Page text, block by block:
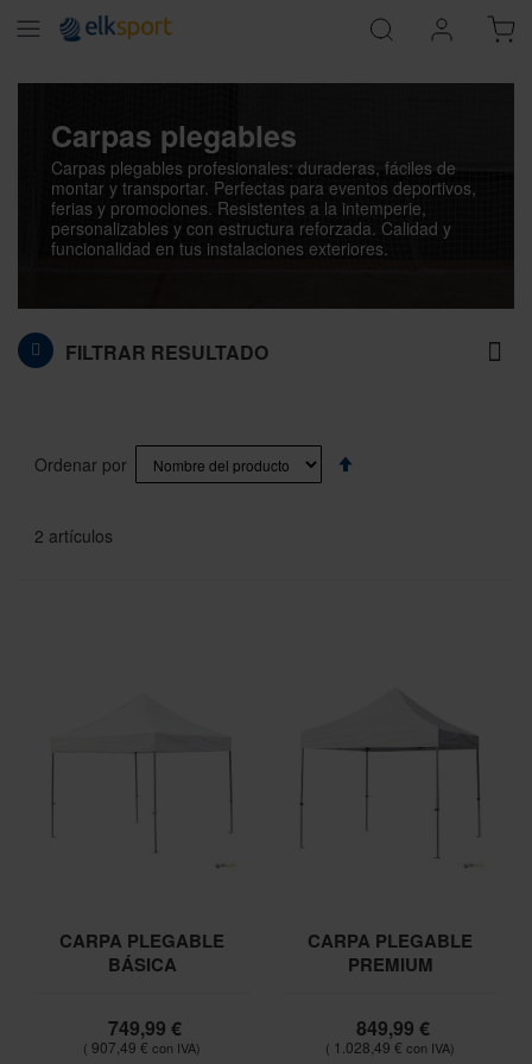
Carpas plegables
Carpas plegables profesionales: duraderas, fáciles de
montar y transportar. Perfectas para eventos deportivos,
ferias y promociones. Resistentes a la intemperie,
personalizables y con estructura reforzada. Calidad y
funcionalidad en tus instalaciones exteriores.
FILTRAR RESULTADO
2 artículos
Ordenar por
CARPA PLEGABLE
BÁSICA
749,99 €
907,49 €
CARPA PLEGABLE
PREMIUM
849,99 €
1.028,49 €